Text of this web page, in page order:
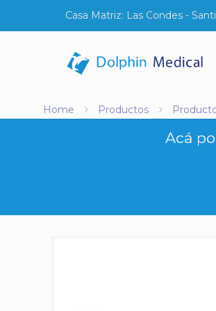
Casa Matriz: Las Condes -
Home Productos
Acá